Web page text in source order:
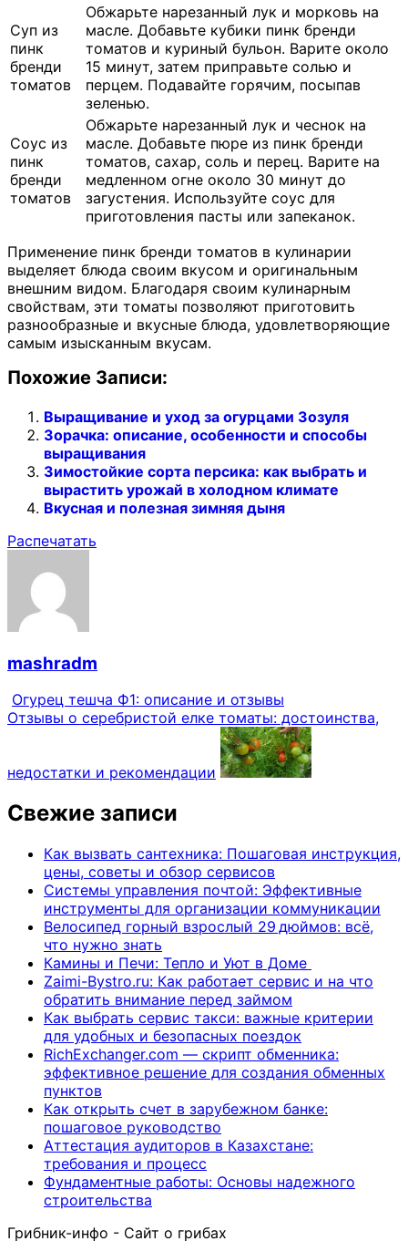
Суп из
пинк
бренди
томатов
Обжарьте нарезанный лук и морковь на
масле. Добавьте кубики пинк бренди
томатов и куриный бульон. Варите около
15 минут, затем приправьте солью и
перцем. Подавайте горячим, посыпав
зеленью.
Соус из
пинк
бренди
томатов
Обжарьте нарезанный лук и чеснок на
масле. Добавьте пюре из пинк бренди
томатов, сахар, соль и перец. Варите на
медленном огне около 30 минут до
загустения. Используйте соус для
приготовления пасты или запеканок.
Применение пинк бренди томатов в кулинарии
выделяет блюда своим вкусом и оригинальным
внешним видом. Благодаря своим кулинарным
свойствам, эти томаты позволяют приготовить
разнообразные и вкусные блюда, удовлетворяющие
самым изысканным вкусам.
Похожие Записи:
Выращивание и уход за огурцами Зозуля
Зорачка: описание, особенности и способы
выращивания
Зимостойкие сорта персика: как выбрать и
вырастить урожай в холодном климате
Вкусная и полезная зимняя дыня
Распечатать
mashradm
Огурец тешча Ф1: описание и отзывы
Отзывы о серебристой елке томаты: достоинства,
недостатки и рекомендации
Свежие записи
Как вызвать сантехника: Пошаговая инструкция,
цены, советы и обзор сервисов
Системы управления почтой: Эффективные
инструменты для организации коммуникации
Велосипед горный взрослый 29 дюймов: всё,
что нужно знать
Камины и Печи: Тепло и Уют в Доме
Zaimi-Bystro.ru: Как работает сервис и на что
обратить внимание перед займом
Как выбрать сервис такси: важные критерии
для удобных и безопасных поездок
RichExchanger.com — скрипт обменника:
эффективное решение для создания обменных
пунктов
Как открыть счет в зарубежном банке:
пошаговое руководство
Аттестация аудиторов в Казахстане:
требования и процесс
Фундаментные работы: Основы надежного
строительства
Грибник-инфо - Сайт о грибах